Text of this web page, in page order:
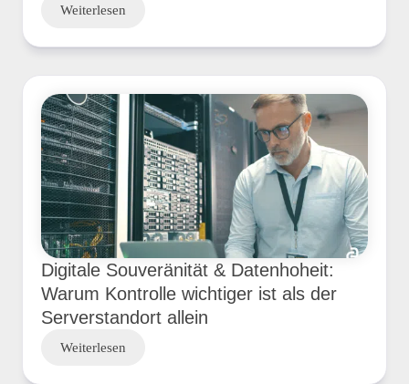
Weiterlesen
Digitale Souveränität & Datenhoheit:
Warum Kontrolle wichtiger ist als der
Serverstandort allein
Weiterlesen